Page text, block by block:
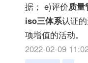
据； e)评价质量
iso三体系认证
项增值的活动。
2022-02-09